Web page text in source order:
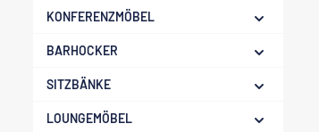
KONFERENZMÖBEL
BARHOCKER
SITZBÄNKE
LOUNGEMÖBEL